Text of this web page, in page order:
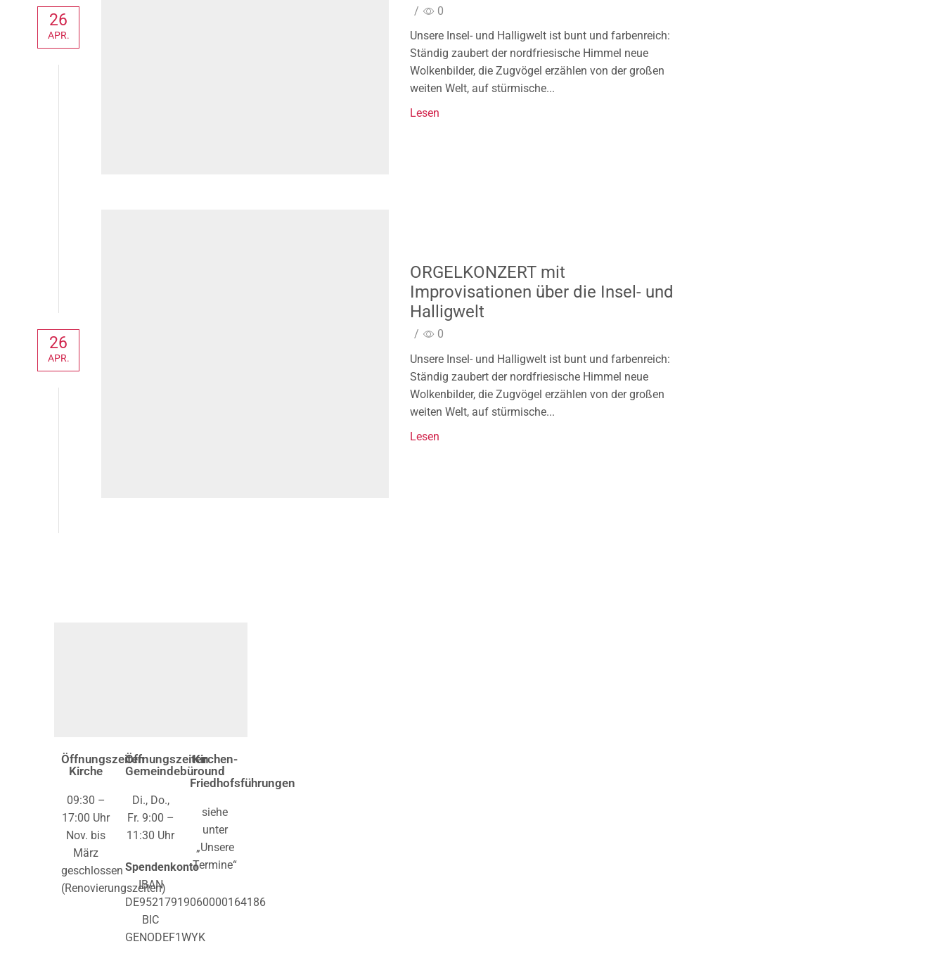
/
0
Unsere Insel- und Halligwelt ist bunt und farbenreich:
Ständig zaubert der nordfriesische Himmel neue
Wolkenbilder, die Zugvögel erzählen von der großen
weiten Welt, auf stürmische...
Lesen
26
APR.
ORGELKONZERT mit
Improvisationen über die Insel- und
Halligwelt
/
0
Unsere Insel- und Halligwelt ist bunt und farbenreich:
Ständig zaubert der nordfriesische Himmel neue
Wolkenbilder, die Zugvögel erzählen von der großen
weiten Welt, auf stürmische...
Lesen
26
APR.
Öffnungszeiten
Kirche
09:30 –
17:00 Uhr
Nov. bis
März
geschlossen
(Renovierungszeiten)
Öffnungszeiten
Gemeindebüro
Di., Do.,
Fr. 9:00 –
11:30 Uhr
Spendenkonto
IBAN
DE95217919060000164186
BIC
GENODEF1WYK
Kirchen-
und
Friedhofsführungen
siehe
unter
„Unsere
Termine“